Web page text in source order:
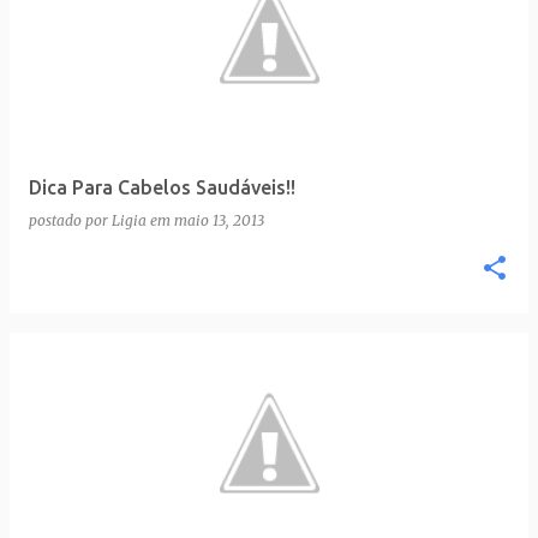
Dica Para Cabelos Saudáveis!!
postado por Ligia em maio 13, 2013